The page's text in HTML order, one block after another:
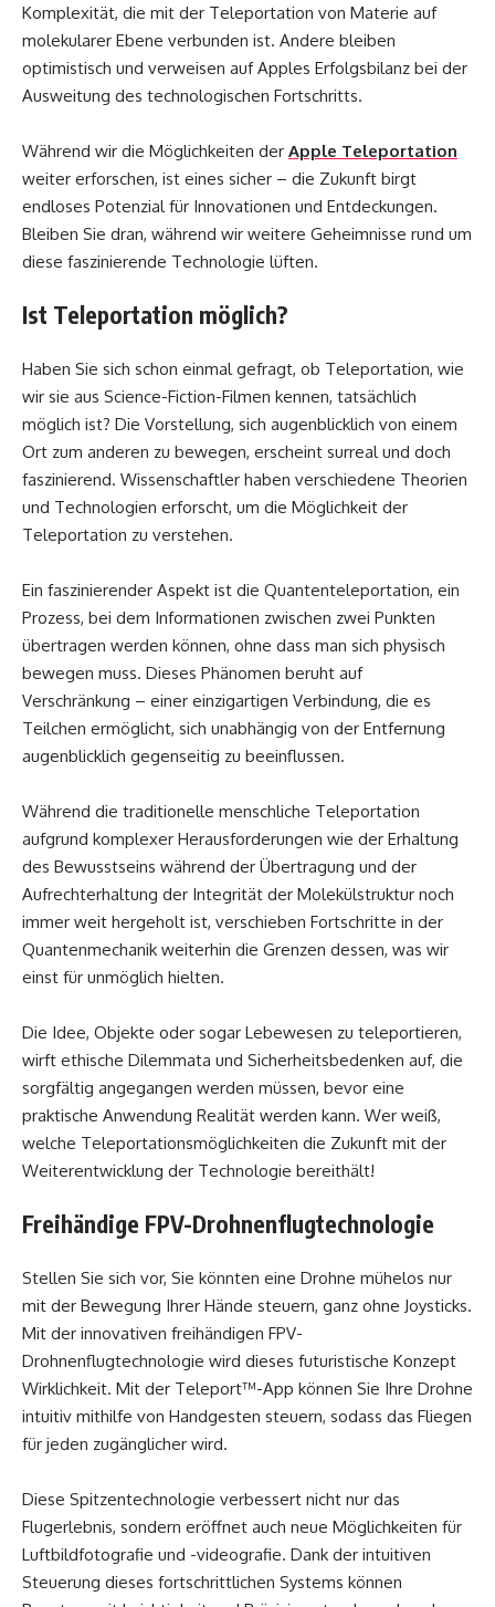
Komplexität, die mit der Teleportation von Materie auf
molekularer Ebene verbunden ist. Andere bleiben
optimistisch und verweisen auf Apples Erfolgsbilanz bei der
Ausweitung des technologischen Fortschritts.
Während wir die Möglichkeiten der Apple Teleportation
weiter erforschen, ist eines sicher – die Zukunft birgt
endloses Potenzial für Innovationen und Entdeckungen.
Bleiben Sie dran, während wir weitere Geheimnisse rund um
diese faszinierende Technologie lüften.
Ist Teleportation möglich?
Haben Sie sich schon einmal gefragt, ob Teleportation, wie
wir sie aus Science-Fiction-Filmen kennen, tatsächlich
möglich ist? Die Vorstellung, sich augenblicklich von einem
Ort zum anderen zu bewegen, erscheint surreal und doch
faszinierend. Wissenschaftler haben verschiedene Theorien
und Technologien erforscht, um die Möglichkeit der
Teleportation zu verstehen.
Ein faszinierender Aspekt ist die Quantenteleportation, ein
Prozess, bei dem Informationen zwischen zwei Punkten
übertragen werden können, ohne dass man sich physisch
bewegen muss. Dieses Phänomen beruht auf
Verschränkung – einer einzigartigen Verbindung, die es
Teilchen ermöglicht, sich unabhängig von der Entfernung
augenblicklich gegenseitig zu beeinflussen.
Während die traditionelle menschliche Teleportation
aufgrund komplexer Herausforderungen wie der Erhaltung
des Bewusstseins während der Übertragung und der
Aufrechterhaltung der Integrität der Molekülstruktur noch
immer weit hergeholt ist, verschieben Fortschritte in der
Quantenmechanik weiterhin die Grenzen dessen, was wir
einst für unmöglich hielten.
Die Idee, Objekte oder sogar Lebewesen zu teleportieren,
wirft ethische Dilemmata und Sicherheitsbedenken auf, die
sorgfältig angegangen werden müssen, bevor eine
praktische Anwendung Realität werden kann. Wer weiß,
welche Teleportationsmöglichkeiten die Zukunft mit der
Weiterentwicklung der Technologie bereithält!
Freihändige FPV-Drohnenflugtechnologie
Stellen Sie sich vor, Sie könnten eine Drohne mühelos nur
mit der Bewegung Ihrer Hände steuern, ganz ohne Joysticks.
Mit der innovativen freihändigen FPV-
Drohnenflugtechnologie wird dieses futuristische Konzept
Wirklichkeit. Mit der Teleport™-App können Sie Ihre Drohne
intuitiv mithilfe von Handgesten steuern, sodass das Fliegen
für jeden zugänglicher wird.
Diese Spitzentechnologie verbessert nicht nur das
Flugerlebnis, sondern eröffnet auch neue Möglichkeiten für
Luftbildfotografie und -videografie. Dank der intuitiven
Steuerung dieses fortschrittlichen Systems können